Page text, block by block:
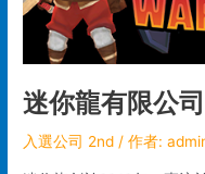
迷你龍有限公司
入選公司 2nd / 作者: